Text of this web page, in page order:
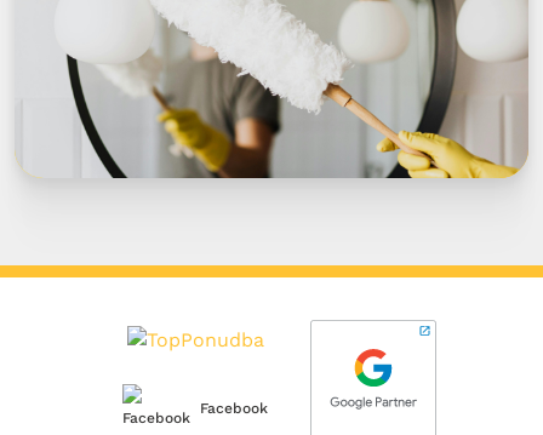
Facebook